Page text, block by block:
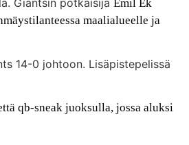
Giantsin potkaisija Emil Ek
maalialueelle ja
14-0 johtoon. Lisäpistepelissä
qb-sneak juoksulla, jossa aluksi